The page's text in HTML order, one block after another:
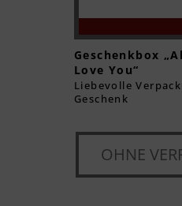
OHNE
Geschenkbox
Love You“
Liebevolle
Geschenk